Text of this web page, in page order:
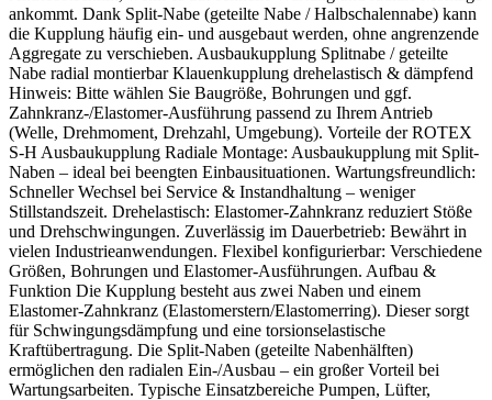
ankommt. Dank Split-Nabe (geteilte Nabe / Halbschalennabe) kann
die Kupplung häufig ein- und ausgebaut werden, ohne angrenzende
Aggregate zu verschieben. Ausbaukupplung Splitnabe / geteilte
Nabe radial montierbar Klauenkupplung drehelastisch & dämpfend
Hinweis: Bitte wählen Sie Baugröße, Bohrungen und ggf.
Zahnkranz-/Elastomer-Ausführung passend zu Ihrem Antrieb
(Welle, Drehmoment, Drehzahl, Umgebung). Vorteile der ROTEX
S-H Ausbaukupplung Radiale Montage: Ausbaukupplung mit Split-
Naben – ideal bei beengten Einbausituationen. Wartungsfreundlich:
Schneller Wechsel bei Service & Instandhaltung – weniger
Stillstandszeit. Drehelastisch: Elastomer-Zahnkranz reduziert Stöße
und Drehschwingungen. Zuverlässig im Dauerbetrieb: Bewährt in
vielen Industrieanwendungen. Flexibel konfigurierbar: Verschiedene
Größen, Bohrungen und Elastomer-Ausführungen. Aufbau &
Funktion Die Kupplung besteht aus zwei Naben und einem
Elastomer-Zahnkranz (Elastomerstern/Elastomerring). Dieser sorgt
für Schwingungsdämpfung und eine torsionselastische
Kraftübertragung. Die Split-Naben (geteilte Nabenhälften)
ermöglichen den radialen Ein-/Ausbau – ein großer Vorteil bei
Wartungsarbeiten. Typische Einsatzbereiche Pumpen, Lüfter,